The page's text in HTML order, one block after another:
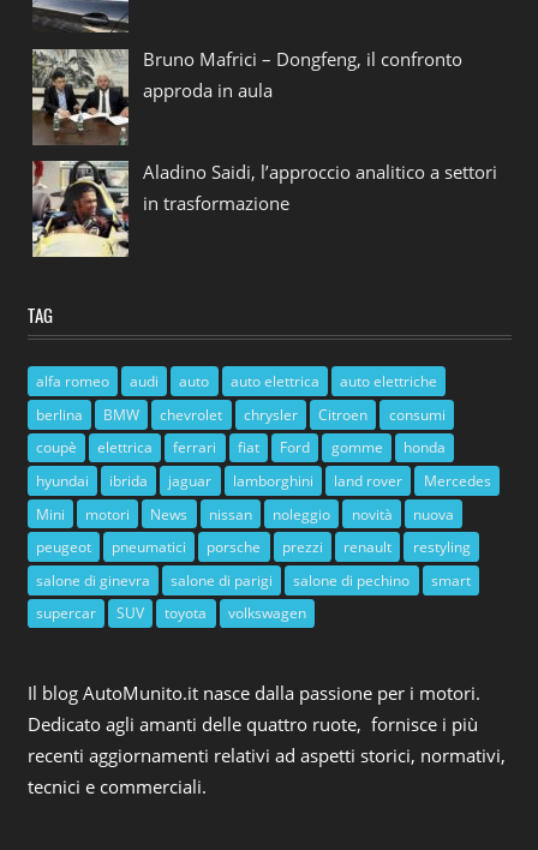
Bruno Mafrici – Dongfeng, il confronto
approda in aula
Aladino Saidi, l’approccio analitico a settori
in trasformazione
TAG
alfa romeo audi auto auto elettrica
auto elettriche
berlina
BMW chevrolet chrysler Citroen
consumi
coupè
elettrica ferrari fiat Ford gomme
honda
hyundai
ibrida jaguar lamborghini land rover
Mercedes
Mini
motori News nissan noleggio novità
nuova
peugeot
pneumatici porsche prezzi renault
restyling
salone di ginevra
salone di parigi salone di pechino
smart
supercar
SUV toyota volkswagen
Il blog AutoMunito.it nasce dalla passione per i motori.
Dedicato agli amanti delle quattro ruote, fornisce i più
recenti aggiornamenti relativi ad aspetti storici, normativi,
tecnici e commerciali.